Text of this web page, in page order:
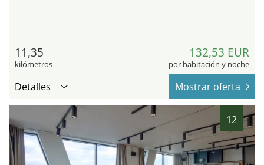
11,35
kilómetros
132,53 EUR
por habitación y noche
Detalles Mostrar oferta
12